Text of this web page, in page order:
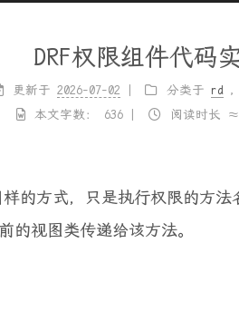
DRF权限组件代码
更新于 2026-07-02 分类于 rd
本文字数：
636 阅读时长 ≈
的方式，只是执行权限的方
的视图类传递给该方法。